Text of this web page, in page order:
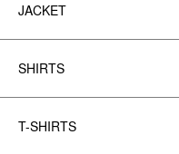
JACKET
SHIRTS
T-SHIRTS